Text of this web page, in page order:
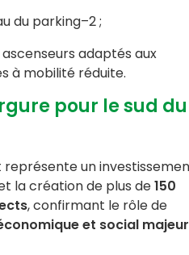
du parking–2 ;
ascenseurs adaptés aux
à mobilité réduite.
pour le sud du
représente un
la création de plus de150
, confirmant le rôle de
et social majeur